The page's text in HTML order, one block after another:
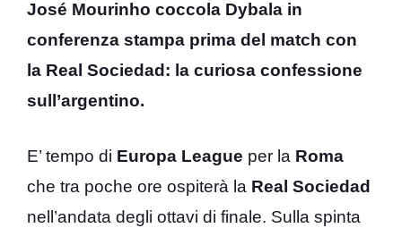
José Mourinho coccola Dybala in
conferenza stampa prima del match con
la Real Sociedad: la curiosa confessione
sull’argentino.
E’ tempo di Europa League per la Roma
che tra poche ore ospiterà la Real Sociedad
nell’andata degli ottavi di finale. Sulla spinta